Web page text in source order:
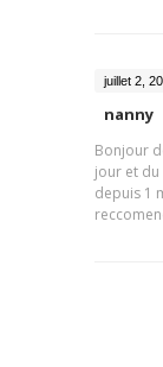
juillet 2,
nanny
Bonjour
jour et
depuis 1